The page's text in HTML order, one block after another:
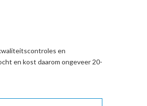
en
en kost daarom ongeveer 20-